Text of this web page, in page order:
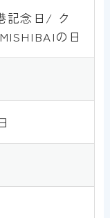
記念日/ ク
の日